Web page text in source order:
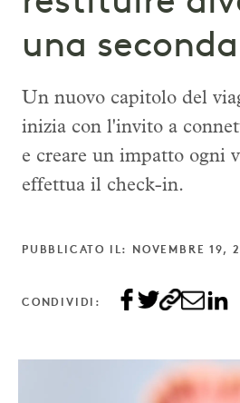
una
Un nuovo capitolo del
inizia con l'invito a
e creare un impatto ogni
effettua il check-in.
PUBBLICATO IL: NOVEMBRE 19,
CONDIVIDI: